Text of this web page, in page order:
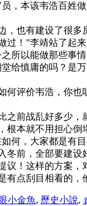
，本该韦浩百姓
，也有建设了很
过！”李靖站了起
所以能做那些事
给慎庸的吗？是
何评价韦浩，你
之前战乱好多少
根本就不用担心倒
何，大家都是有
冬前，全部要建设
议！这样的方案，
有点刮目相看的
小金魚, 歷史小說,